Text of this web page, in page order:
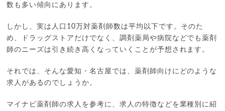
数も多い傾向にあります。
しかし、実は人口10万対薬剤師数は平均以下です。そのた
め、ドラッグストアだけでなく、調剤薬局や病院などでも薬剤
師のニーズは引き続き高くなっていくことが予想されます。
それでは、そんな愛知・名古屋では、薬剤師向けにどのような
求人があるのでしょうか。
マイナビ薬剤師の求人を参考に、求人の特徴などを業種別に紹